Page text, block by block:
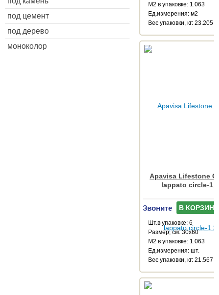
под цемент
под дерево
моноколор
М2 в упаковке: 1.063
Ед.измерения: м2
Веc упаковки, кг: 23.205
Apavisa Lifestone
lappato circle-1
Звоните В КОРЗИНУ
Шт.в упаковке: 6
Размер, см: 30x60
М2 в упаковке: 1.063
Ед.измерения: шт.
Веc упаковки, кг: 21.567